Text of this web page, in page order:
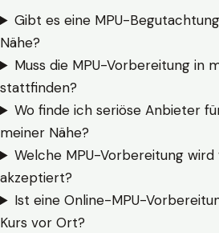
Gibt es eine MPU-
Nähe?
Muss die MPU-Vorbereitung in
stattfinden?
Wo finde ich seriöse Anbieter
meiner Nähe?
Welche MPU-Vorbereitung
akzeptiert?
Ist eine Online-MPU-
Kurs vor Ort?